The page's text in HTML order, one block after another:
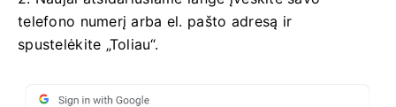
telefono numerį arba el. pašto adresą ir
spustelėkite „Toliau“.